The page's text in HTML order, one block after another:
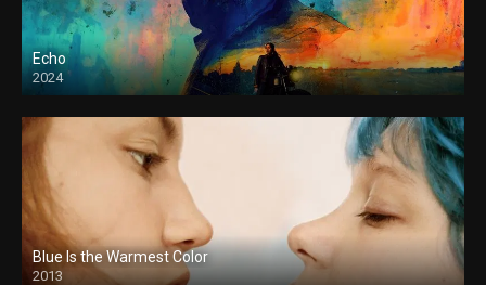
Echo
2024
Blue Is the Warmest Color
2013